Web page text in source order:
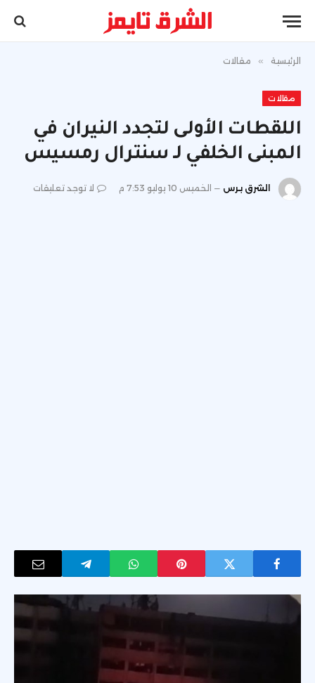
الرئيسية » مقالات
مقالات
اللقطات الأولى لتجدد النيران في
المبنى الخلفي لـ سنترال رمسيس
الشرق برس الخميس 10 يوليو 7:53 م لا توجد تعليقات